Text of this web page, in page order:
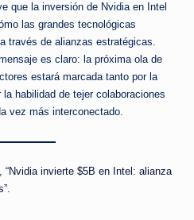
que la inversión de Nvidia en Intel
las grandes tecnológicas
través de alianzas estratégicas.
es claro: la próxima ola de
estará marcada tanto por la
habilidad de tejer colaboraciones
vez más interconectado.
invierte $5B en Intel: alianza